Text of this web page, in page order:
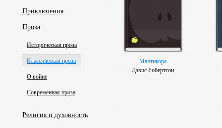
Приключения
Проза
Историческая проза
Классическая проза
О войне
Современная проза
Религия и духовность
Мантикора
Дэвис Робертсон